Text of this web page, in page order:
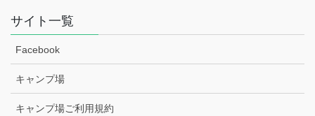
サイト一覧
Facebook
キャンプ場
キャンプ場ご利用規約